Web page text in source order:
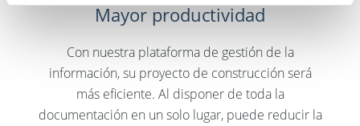
Mayor productividad
Con nuestra plataforma de gestión de la
información, su proyecto de construcción será
más eficiente. Al disponer de toda la
documentación en un solo lugar, puede reducir la